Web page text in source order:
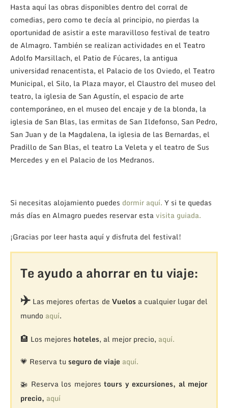
Hasta aquí las obras disponibles dentro del corral de
comedias, pero como te decía al principio, no pierdas la
oportunidad de asistir a este maravilloso festival de teatro
de Almagro. También se realizan actividades en el Teatro
Adolfo Marsillach, el Patio de Fúcares, la antigua
universidad renacentista, el Palacio de los Oviedo, el Teatro
Municipal, el Silo, la Plaza mayor, el Claustro del museo del
teatro, la iglesia de San Agustín, el espacio de arte
contemporáneo, en el museo del encaje y de la blonda, la
iglesia de San Blas, las ermitas de San Ildefonso, San Pedro,
San Juan y de la Magdalena, la iglesia de las Bernardas, el
Pradillo de San Blas, el teatro La Veleta y el teatro de Sus
Mercedes y en el Palacio de los Medranos.
Si necesitas alojamiento puedes dormir aquí. Y si te quedas
más días en Almagro puedes reservar estavisita guiada.
¡Gracias por leer hasta aquí y disfruta del festival!
Te ayudo a ahorrar en tu viaje:
✈️Las mejores ofertas de Vuelosa cualquier lugar del
mundo aquí.
🏨 Los mejores hoteles, al mejor precio, aquí.
💗 Reserva tu seguro de viaje aquí.
🚁 Reserva los mejorestours y excursiones, al mejor
precio, aquí